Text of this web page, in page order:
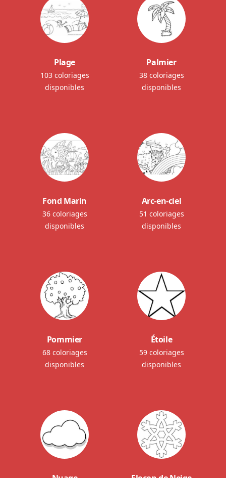
Plage
103 coloriages
disponibles
Palmier
38 coloriages
disponibles
Fond Marin
36 coloriages
disponibles
Arc-en-ciel
51 coloriages
disponibles
Pommier
68 coloriages
disponibles
Étoile
59 coloriages
disponibles